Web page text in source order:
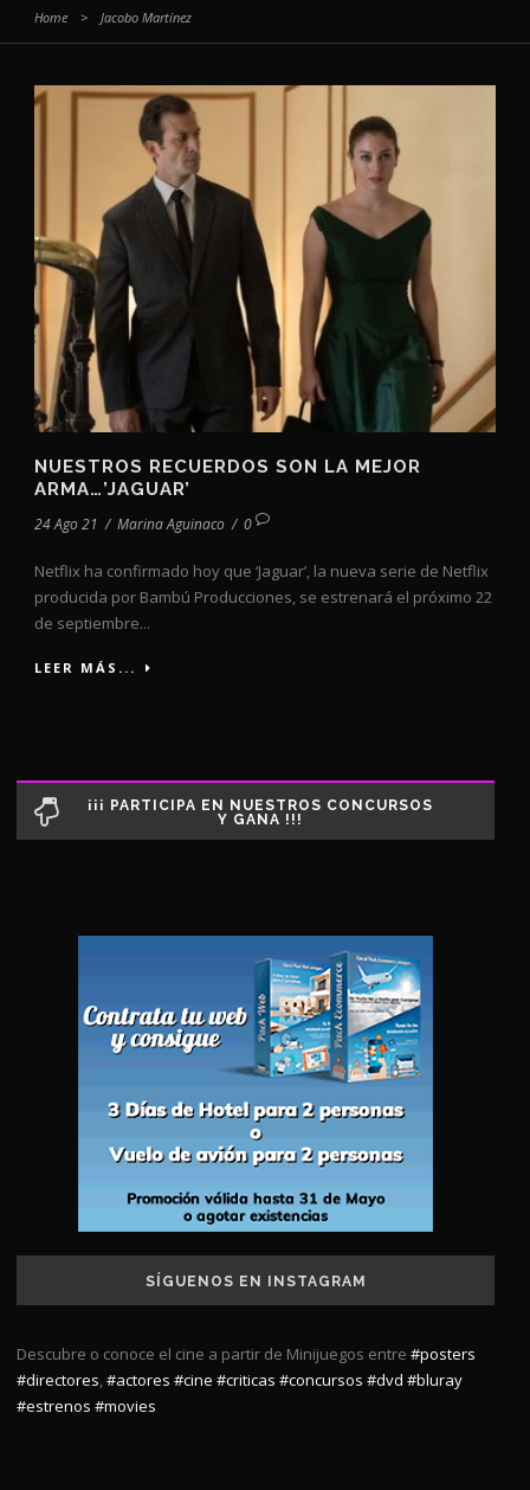
Home > Jacobo Martínez
NUESTROS RECUERDOS SON LA MEJOR
ARMA…’JAGUAR’
24 Ago 21 / Marina Aguinaco / 0
Netflix ha confirmado hoy que ‘Jaguar’, la nueva serie de Netflix
producida por Bambú Producciones, se estrenará el próximo 22
de septiembre...
LEER MÁS...
¡¡¡ PARTICIPA EN NUESTROS CONCURSOS
Y GANA !!!
SÍGUENOS EN INSTAGRAM
Descubre o conoce el cine a partir de Minijuegos entre #posters
#directores,#actores #cine #criticas #concursos #dvd #bluray
#estrenos #movies